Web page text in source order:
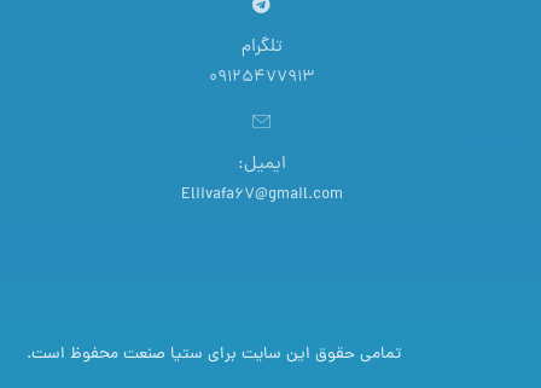
تلگرام
09125477913
ایمیل:
Eliivafa67@gmail.com
تمامی حقوق این سایت برای ستیا صنعت محفوظ است.